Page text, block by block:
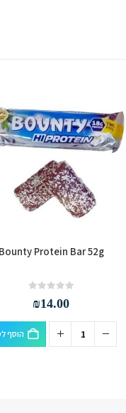
Bounty Protein Bar 52g
₪14.00
הוסף